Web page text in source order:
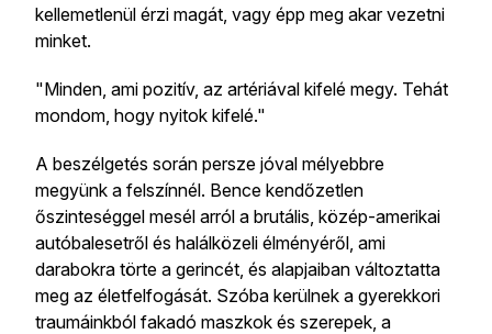
kellemetlenül érzi magát, vagy épp meg akar vezetni
minket.
"Minden, ami pozitív, az artériával kifelé megy. Tehát
mondom, hogy nyitok kifelé."
A beszélgetés során persze jóval mélyebbre
megyünk a felszínnél. Bence kendőzetlen
őszinteséggel mesél arról a brutális, közép-amerikai
autóbalesetről és halálközeli élményéről, ami
darabokra törte a gerincét, és alapjaiban változtatta
meg az életfelfogását. Szóba kerülnek a gyerekkori
traumáinkból fakadó maszkok és szerepek, a